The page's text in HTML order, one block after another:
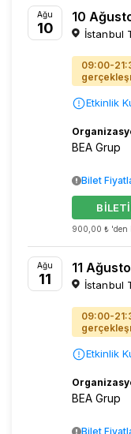
Ağu
10
10
İstanbul
09:00-
Etkinlik
BEA Grup
900,00 ₺ 'den
Bilet
Ağu
11
11
İstanbul
09:00-
Etkinlik
BEA Grup
Bilet